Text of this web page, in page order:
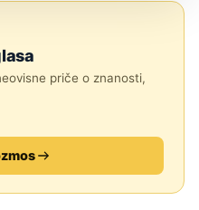
priče o znanosti,